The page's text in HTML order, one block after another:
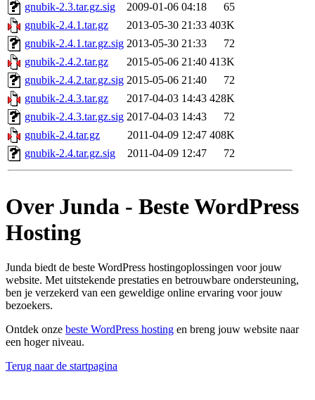
gnubik-2.3.tar.gz.sig
2009-01-06 04:18
65
gnubik-2.4.1.tar.gz
2013-05-30 21:33 403K
gnubik-2.4.1.tar.gz.sig 2013-05-30 21:33
72
gnubik-2.4.2.tar.gz
2015-05-06 21:40 413K
gnubik-2.4.2.tar.gz.sig 2015-05-06 21:40
72
gnubik-2.4.3.tar.gz
2017-04-03 14:43 428K
gnubik-2.4.3.tar.gz.sig 2017-04-03 14:43
72
gnubik-2.4.tar.gz
2011-04-09 12:47 408K
gnubik-2.4.tar.gz.sig
2011-04-09 12:47 72
Over Junda - Beste WordPress
Hosting
Junda biedt de beste WordPress hostingoplossingen voor jouw
website. Met uitstekende prestaties en betrouwbare ondersteuning,
ben je verzekerd van een geweldige online ervaring voor jouw
bezoekers.
Ontdek onze beste WordPress hosting en breng jouw website naar
een hoger niveau.
Terug naar de startpagina